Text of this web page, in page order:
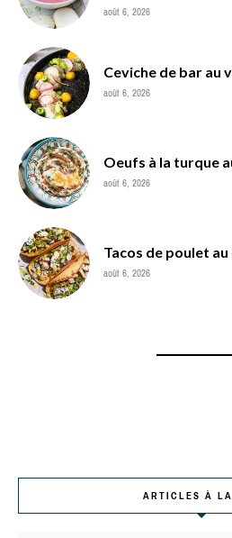
août 6, 2026
Ceviche de bar au
août 6, 2026
Oeufs à la turque
août 6, 2026
Tacos de poulet au
août 6, 2026
ARTICLES À